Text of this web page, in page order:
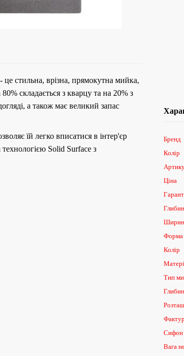
це стильна, врізна, прямокутна мийка,
складається з кварцу та на 20% з
а також має великий запас
їй легко вписатися в інтер'єр
технологією Solid Surface з
Бренд
Колір
Ціна
Форма
Колір
Тип
Сифон
Вага